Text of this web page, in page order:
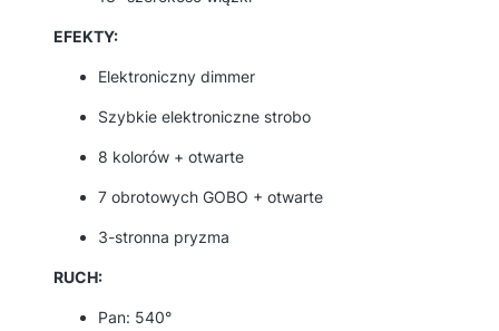
EFEKTY:
Elektroniczny dimmer
Szybkie elektroniczne strobo
8 kolorów + otwarte
7 obrotowych GOBO + otwarte
3-stronna pryzma
RUCH:
Pan: 540°